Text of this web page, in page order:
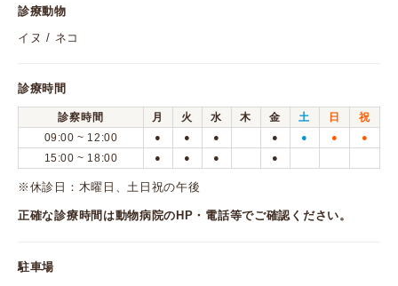
診療動物
イヌ / ネコ
診療時間
診察時間 月 火 水 木 金 土 日
祝
09:00 ~ 12:00
● ● ● ● ● ● ●
15:00 ~ 18:00 ● ● ● ●
※休診日：木曜日、土日祝の午後
正確な診療時間は動物病院のHP・電話等でご確認ください。
駐車場